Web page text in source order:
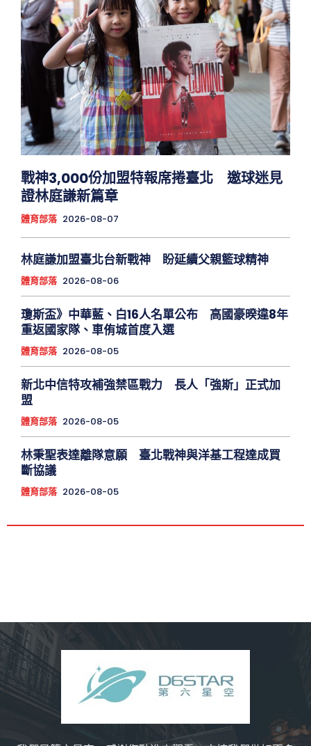
戰神3,000份加盟特報席捲臺北 邀球迷見
證林庭謙新篇章
體育部落 2026-08-07
林庭謙加盟臺北台新戰神 盼延續父親籃球精神
體育部落 2026-08-06
瓊斯盃》中華藍、白16人名單公布 高國豪暌違8年
重返國家隊、車侑城首度入選
體育部落 2026-08-05
新北中信特攻補強禁區戰力 長人「強斯」正式加
盟
體育部落 2026-08-05
林秉聖表達離隊意願 臺北戰神與洋基工程達成買
斷協議
體育部落 2026-08-05